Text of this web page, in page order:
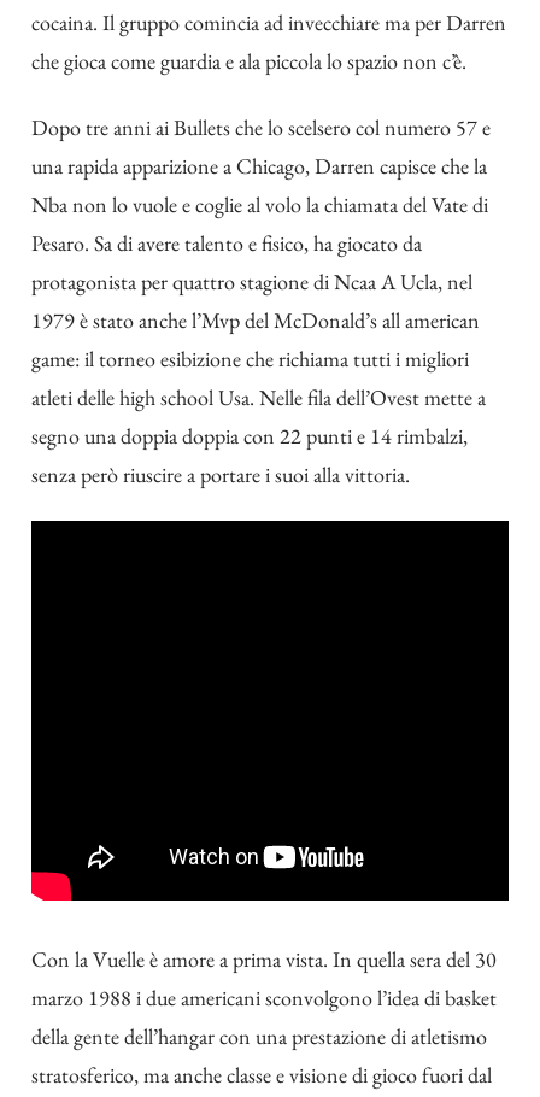
cocaina. Il gruppo comincia ad invecchiare ma per Darren
che gioca come guardia e ala piccola lo spazio non c’è.
Dopo tre anni ai Bullets che lo scelsero col numero 57 e
una rapida apparizione a Chicago, Darren capisce che la
Nba non lo vuole e coglie al volo la chiamata del Vate di
Pesaro. Sa di avere talento e fisico, ha giocato da
protagonista per quattro stagione di Ncaa A Ucla, nel
1979 è stato anche l’Mvp del McDonald’s all american
game: il torneo esibizione che richiama tutti i migliori
atleti delle high school Usa. Nelle fila dell’Ovest mette a
segno una doppia doppia con 22 punti e 14 rimbalzi,
senza però riuscire a portare i suoi alla vittoria.
Con la Vuelle è amore a prima vista. In quella sera del 30
marzo 1988 i due americani sconvolgono l’idea di basket
della gente dell’hangar con una prestazione di atletismo
stratosferico, ma anche classe e visione di gioco fuori dal